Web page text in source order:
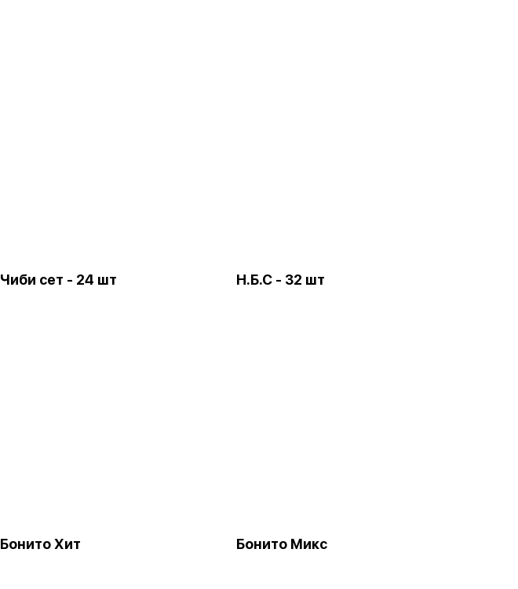
Чиби сет - 24 шт Н.Б.С - 32 шт
Бонито Хит Бонито Микс